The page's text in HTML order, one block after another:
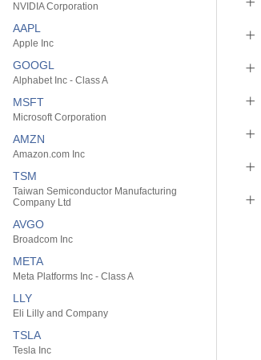
NVIDIA Corporation
AAPL
Apple Inc
GOOGL
Alphabet Inc - Class A
MSFT
Microsoft Corporation
AMZN
Amazon.com Inc
TSM
Taiwan Semiconductor Manufacturing
Company Ltd
AVGO
Broadcom Inc
META
Meta Platforms Inc - Class A
LLY
Eli Lilly and Company
TSLA
Tesla Inc